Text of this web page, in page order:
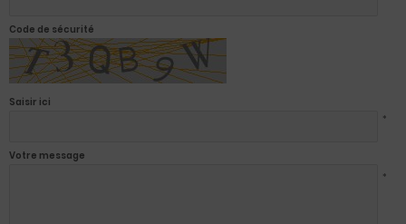
Code de sécurité
Saisir ici
*
Votre message
*